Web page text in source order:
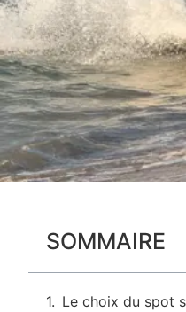
SOMMAIRE
Le choix du spot